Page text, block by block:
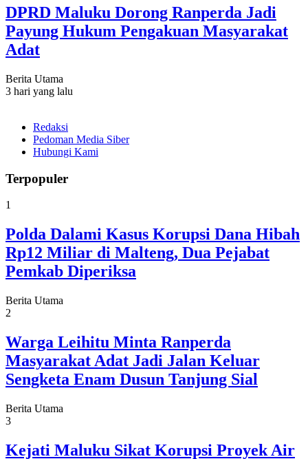
DPRD Maluku Dorong Ranperda Jadi
Payung Hukum Pengakuan Masyarakat
Adat
Berita Utama
3 hari yang lalu
Redaksi
Pedoman Media Siber
Hubungi Kami
Terpopuler
1
Polda Dalami Kasus Korupsi Dana Hibah
Rp12 Miliar di Malteng, Dua Pejabat
Pemkab Diperiksa
Berita Utama
2
Warga Leihitu Minta Ranperda
Masyarakat Adat Jadi Jalan Keluar
Sengketa Enam Dusun Tanjung Sial
Berita Utama
3
Kejati Maluku Sikat Korupsi Proyek Air